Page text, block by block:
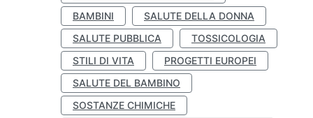
BAMBINI
SALUTE DELLA DONNA
SALUTE PUBBLICA
TOSSICOLOGIA
STILI DI VITA
PROGETTI EUROPEI
SALUTE DEL BAMBINO
SOSTANZE CHIMICHE